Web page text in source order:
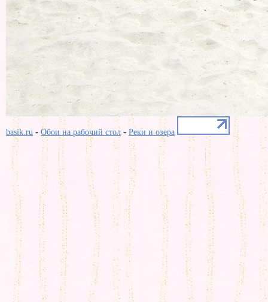
basik.ru - Обои на рабочий стол - Реки и озера